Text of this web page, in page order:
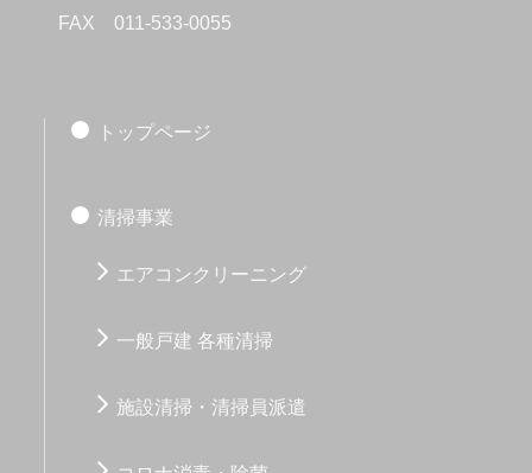
FAX 011-533-0055
トップページ
清掃事業
エアコンクリーニング
一般戸建 各種清掃
施設清掃・清掃員派遣